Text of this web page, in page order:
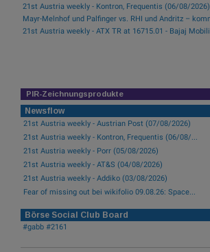
21st Austria weekly - Kontron, Frequentis (06/08/2026)
PIR-Zeichnungsprodukte
Newsflow
21st Austria weekly - Austrian Post (07/08/2026)
21st Austria weekly - Kontron, Frequentis (06/08/...
21st Austria weekly - Porr (05/08/2026)
21st Austria weekly - AT&S (04/08/2026)
21st Austria weekly - Addiko (03/08/2026)
Fear of missing out bei wikifolio 09.08.26: Space...
Börse Social Club Board
#gabb #2161